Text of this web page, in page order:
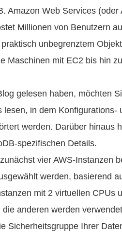
Amazon Web Services
Millionen von Benutzern
unbegrenztem
Maschinen mit EC2 bis hin
gelesen haben, möchten
lesen, in dem
werden. Darüber hinaus
spezifischen Details.
vier AWS-Instanzen
werden, basierend
mit 2 virtuellen CPUs
anderen werden
Sicherheitsgruppe Ihrer